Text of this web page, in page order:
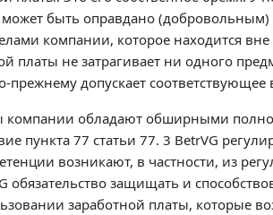
может быть оправдано
компании, которое находится
платы не затрагивает ни одного
прежнему допускает
компании обладают обширными
пункта 77 статьи 77. 3 BetrVG
возникают, в частности, из
обязательство защищать и
заработной платы, которые